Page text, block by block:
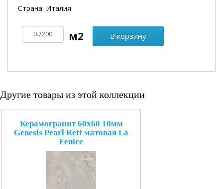
Страна: Италия
В корзину
Другие товары из этой коллекции
Керамогранит 60x60 10мм
Genesis Pearl Rett матовая La
Fenice